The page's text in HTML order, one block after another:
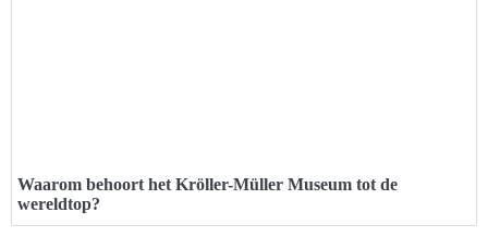
Waarom behoort het Kröller-Müller Museum tot de
wereldtop?